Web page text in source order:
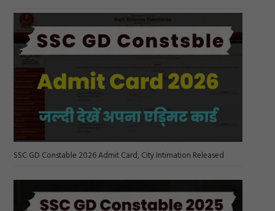
SSC GD Constable 2026 Admit Card, City Intimation Released